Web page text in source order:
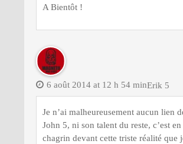
A Bientôt !
Erik 5
6 août 2014 at 12 h 54 min
Je n’ai malheureusement aucun lien
John 5, ni son talent du reste, c’est
chagrin devant cette triste réalité que